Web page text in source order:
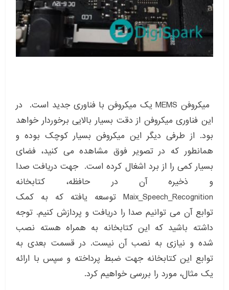
میکروفن MEMS یک میکروفن با فناوری جدید است. در
این فناوری میکروفن از دقت بسیار بالایی برخوردار خواهد
بود. از طرفی دیگر این میکروفن بسیار کوچک بوده و
همانطور که در تصویر فوق مشاهده می کنید، فضای
بسیار کمی را از برد اشغال کرده است. جهت دریافت صدا
و ذخیره آن در حافظه، کتابخانه
Maix_Speech_Recognition توسعه یافته که به کمک
توابع آن می توانیم صدا را دریافت و پردازش کنیم. توجه
داشته باشید که این کتابخانه به همراه هسته نصب
شده و نیازی به نصب آن نیست. در قسمت بعدی به
توابع این کتابخانه جهت ضبط پرداخته و سپس با ارائه
یک مثال، مورد را بررسی خواهیم کرد.